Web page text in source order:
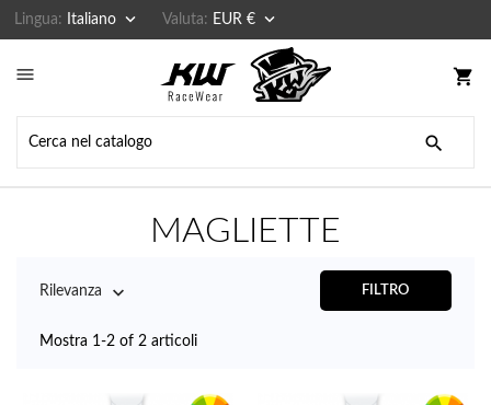
Lingua: Italiano  Valuta: EUR € 
 shopping_cart

MAGLIETTE
Rilevanza  FILTRO
Mostra 1-2 of 2 articoli